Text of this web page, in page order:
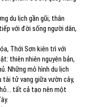
du lịch gần gũi, thân
với đời sống người dân,
Thới Sơn kiên trì với
thiên nhiên nguyên bản,
Những mô hình du lịch
tài tử vang giữa vườn cây,
tất cả tạo nên một